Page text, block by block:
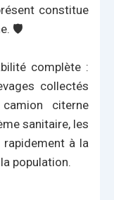
constitue
🛡️
complète :
collectés
citerne
sanitaire, les
à la
population.